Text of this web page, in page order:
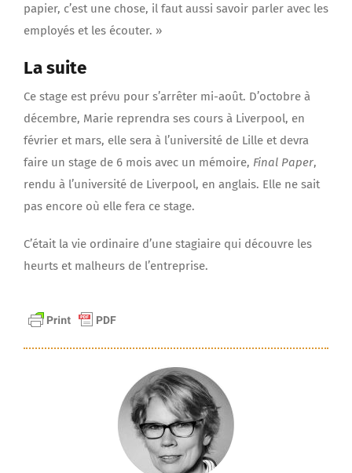
papier, c’est une chose, il faut aussi savoir parler avec les
employés et les écouter. »
La suite
Ce stage est prévu pour s’arrêter mi-août. D’octobre à
décembre, Marie reprendra ses cours à Liverpool, en
février et mars, elle sera à l’université de Lille et devra
faire un stage de 6 mois avec un mémoire, Final Paper,
rendu à l’université de Liverpool, en anglais. Elle ne sait
pas encore où elle fera ce stage.
C’était la vie ordinaire d’une stagiaire qui découvre les
heurts et malheurs de l’entreprise.